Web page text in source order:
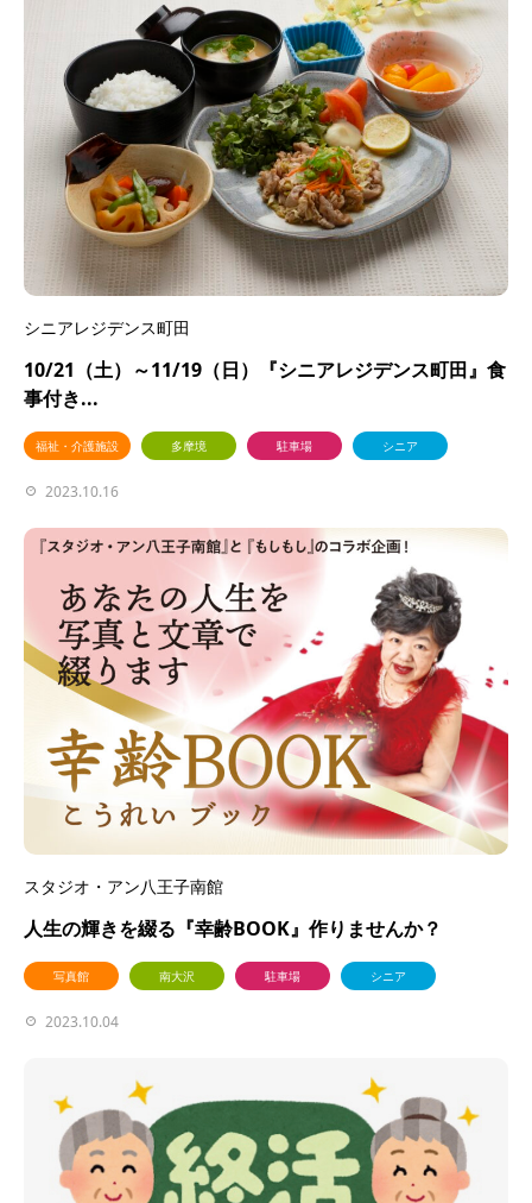
シニアレジデンス町田
10/21（土）～11/19（日）『シニアレジデンス町田』食
事付き...
福祉・介護施設 多摩境 駐車場 シニア
2023.10.16
スタジオ・アン八王子南館
人生の輝きを綴る『幸齢BOOK』作りませんか？
写真館 南大沢 駐車場 シニア
2023.10.04